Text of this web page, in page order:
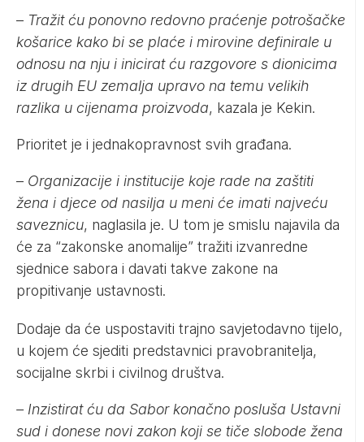
– Tražit ću ponovno redovno praćenje potrošačke
košarice kako bi se plaće i mirovine definirale u
odnosu na nju i inicirat ću razgovore s dionicima
iz drugih EU zemalja upravo na temu velikih
razlika u cijenama proizvoda, kazala je Kekin.
Prioritet je i jednakopravnost svih građana.
– Organizacije i institucije koje rade na zaštiti
žena i djece od nasilja u meni će imati najveću
saveznicu, naglasila je. U tom je smislu najavila da
će za “zakonske anomalije” tražiti izvanredne
sjednice sabora i davati takve zakone na
propitivanje ustavnosti.
Dodaje da će uspostaviti trajno savjetodavno tijelo,
u kojem će sjediti predstavnici pravobranitelja,
socijalne skrbi i civilnog društva.
– Inzistirat ću da Sabor konačno posluša Ustavni
sud i donese novi zakon koji se tiče slobode žena